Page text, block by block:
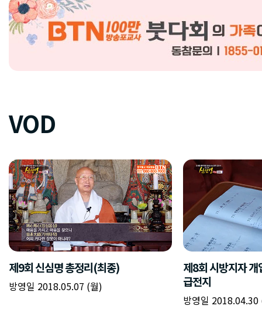
VOD
제9회 신심명 총정리(최종)
방영일 2018.05.07 (월)
제8회 시방지자
급전지
방영일 2018.04.30